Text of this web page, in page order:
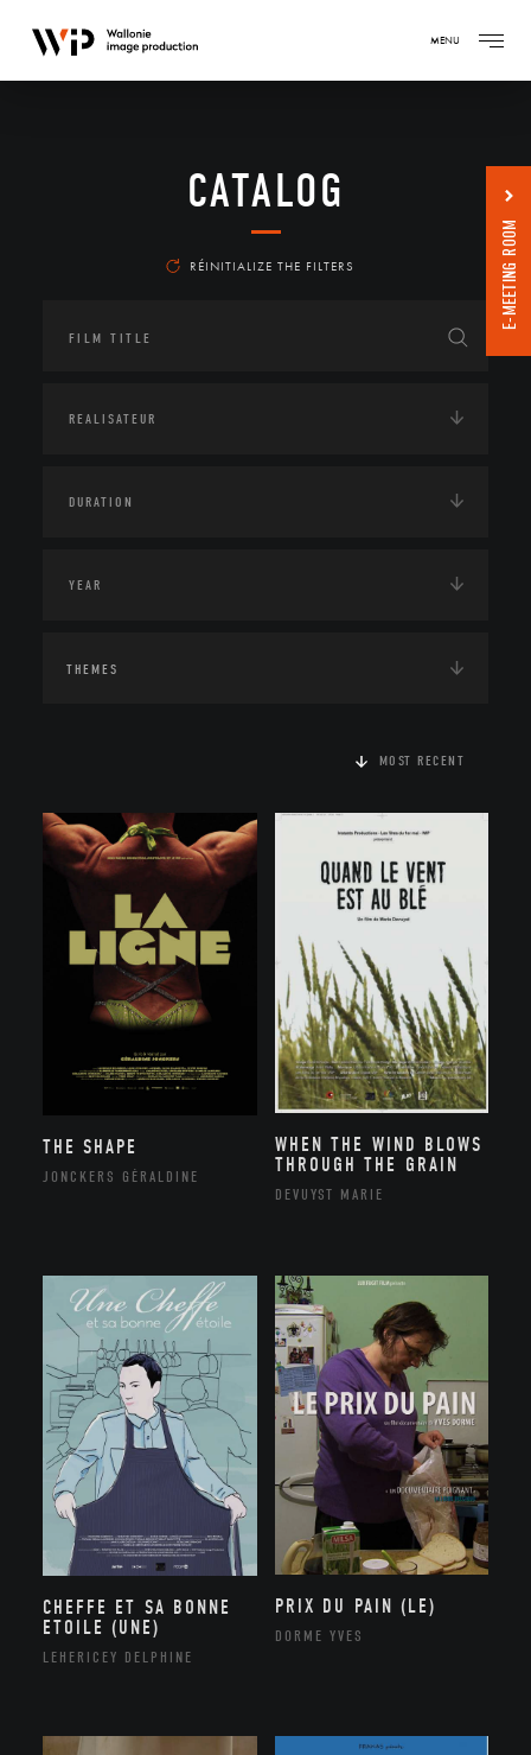
MENU
CATALOG
RÉINITIALIZE THE FILTERS
THEMES
MOST RECENT
THE SHAPE
JONCKERS GÉRALDINE
WHEN THE WIND BLOWS
THROUGH THE GRAIN
DEVUYST MARIE
CHEFFE ET SA BONNE
ETOILE (UNE)
LEHERICEY DELPHINE
PRIX DU PAIN (LE)
DORME YVES
E-MEETING ROOM